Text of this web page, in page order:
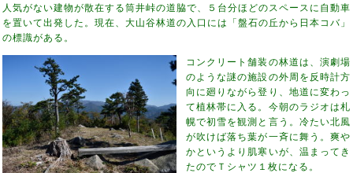
人気がない建物が散在する筒井峠の道脇で、５台分ほどのスペースに自動車
を置いて出発した。現在、大山谷林道の入口には「盤石の丘から日本コバ」
の標識がある。
コンクリート舗装の林道は、演劇場
のような謎の施設の外周を反時計方
向に廻りながら登り、地道に変わっ
て植林帯に入る。今朝のラジオは札
幌で初雪を観測と言う。冷たい北風
が吹けば落ち葉が一斉に舞う。爽や
かというより肌寒いが、温まってき
たのでＴシャツ１枚になる。